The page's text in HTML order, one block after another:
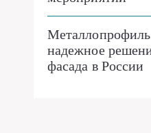
надежное
фасада в России